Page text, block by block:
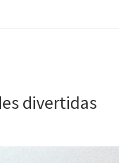
divertidas